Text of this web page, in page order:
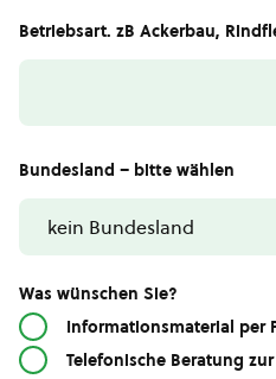
Betriebsart. zB Ackerbau,
Bundesland – bitte wählen
Was wünschen Sie?
Informationsmaterial per
Telefonische Beratung zur